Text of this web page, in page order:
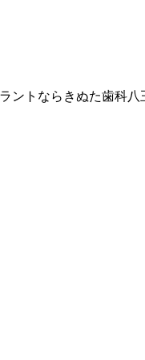
ントならきぬた歯科八